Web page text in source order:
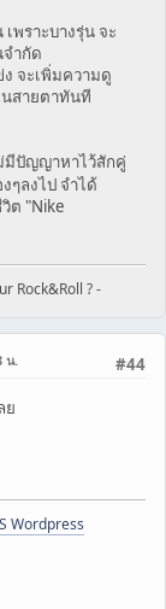
พราะบางรุ่น จะ
ำกัด
จะเพิ่มความดู
นสายตาทันที
ปัญญาหาไว้สักคู่
ๆลงไป จำได้
ต "Nike
Rock&Roll ? -
#44
น.
ย
Wordpress